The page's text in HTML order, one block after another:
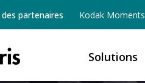
partenaires Kodak Moments
Solutions